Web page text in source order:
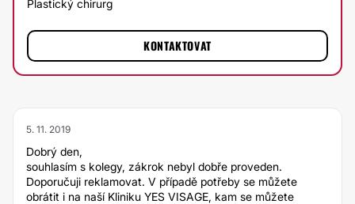
Plastický chirurg
KONTAKTOVAT
5. 11. 2019
Dobrý den,
souhlasím s kolegy, zákrok nebyl dobře proveden.
Doporučuji reklamovat. V případě potřeby se můžete
obrátit i na naší Kliniku YES VISAGE, kam se můžete